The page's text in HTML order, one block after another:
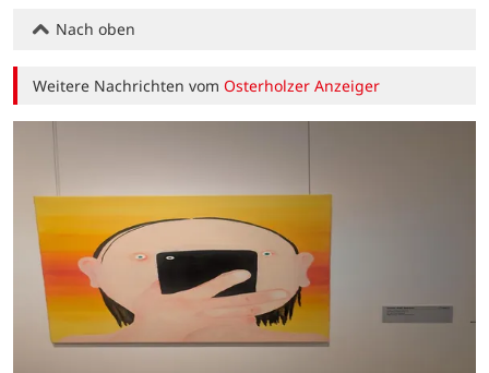
Nach oben
Weitere Nachrichten vomOsterholzer Anzeiger